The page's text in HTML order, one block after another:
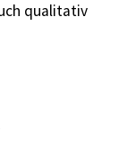
qualitativ